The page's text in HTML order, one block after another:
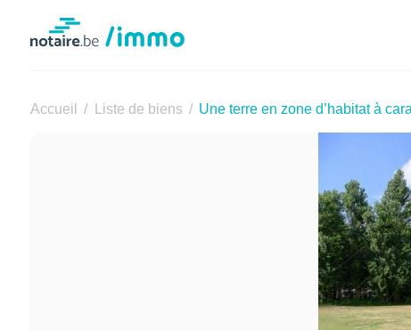
Notaire.be
Accueil Liste de biens Une terre en zone d’habitat à